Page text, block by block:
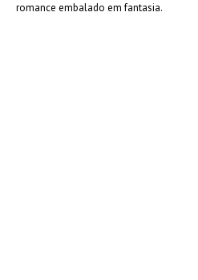
romance embalado em fantasia.